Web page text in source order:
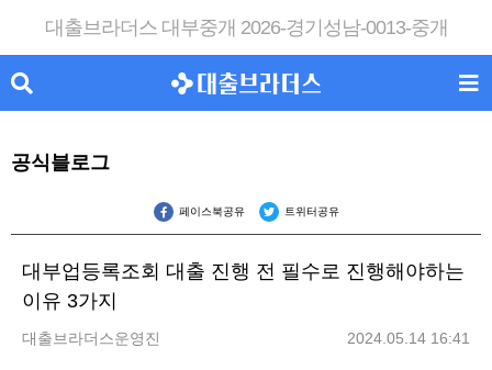
대출브라더스 대부중개 2026-경기성남-0013-중개
공식블로그
페이스북공유 트위터공유
대부업등록조회 대출 진행 전 필수로 진행해야하는
이유 3가지
대출브라더스운영진 2024.05.14 16:41